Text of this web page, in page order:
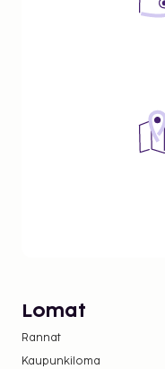
Lomat
Rannat
Kaupunkiloma